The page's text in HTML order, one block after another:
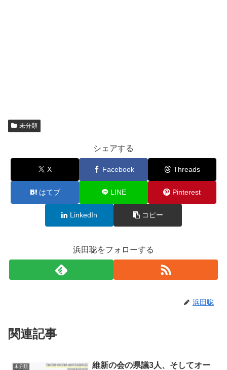
未分類
シェアする
X Facebook Threads
はてブ LINE Pinterest
LinkedIn コピー
浜田聡をフォローする
浜田聡
関連記事
未分類
維新の会の県議3人、そしてオー